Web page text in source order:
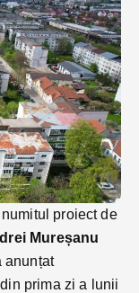
proiect de
Mureșanu
anunțat
prima zi a lunii